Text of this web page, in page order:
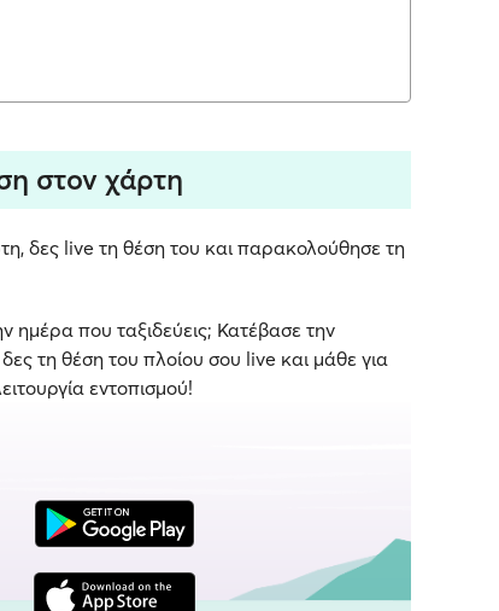
στον χάρτη
δες live τη θέση του και παρακολούθησε τη
ημέρα που ταξιδεύεις; Κατέβασε την
τη θέση του πλοίου σου live και μάθε για
εντοπισμού!